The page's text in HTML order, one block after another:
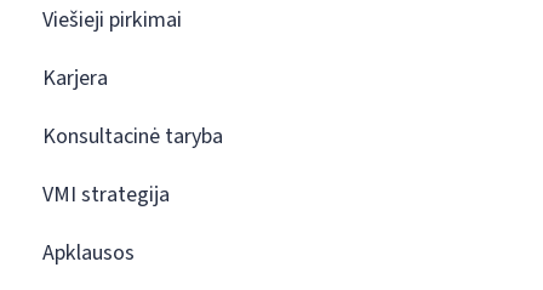
Viešieji pirkimai
Karjera
Konsultacinė taryba
VMI strategija
Apklausos